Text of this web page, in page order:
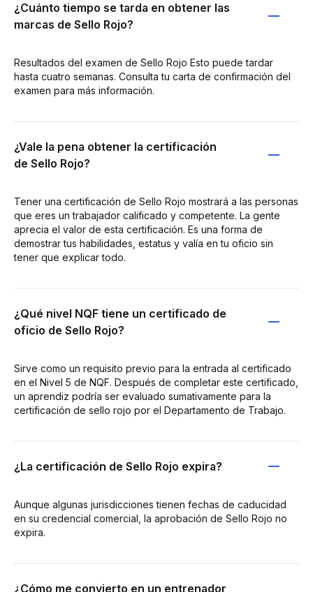
¿Cuánto tiempo se tarda en obtener las
marcas de Sello Rojo?
Resultados del examen de Sello Rojo Esto puede tardar
hasta cuatro semanas. Consulta tu carta de confirmación del
examen para más información.
¿Vale la pena obtener la certificación
de Sello Rojo?
Tener una certificación de Sello Rojo mostrará a las personas
que eres un trabajador calificado y competente. La gente
aprecia el valor de esta certificación. Es una forma de
demostrar tus habilidades, estatus y valía en tu oficio sin
tener que explicar todo.
¿Qué nivel NQF tiene un certificado de
oficio de Sello Rojo?
Sirve como un requisito previo para la entrada al certificado
en el Nivel 5 de NQF. Después de completar este certificado,
un aprendiz podría ser evaluado sumativamente para la
certificación de sello rojo por el Departamento de Trabajo.
¿La certificación de Sello Rojo expira?
Aunque algunas jurisdicciones tienen fechas de caducidad
en su credencial comercial, la aprobación de Sello Rojo no
expira.
¿Cómo me convierto en un entrenador